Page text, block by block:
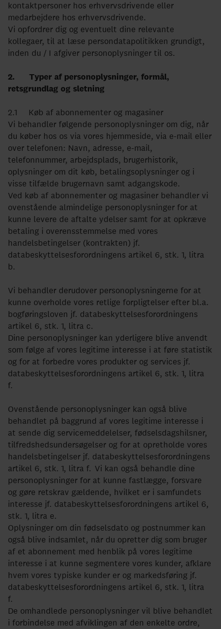
Maritim
Miljø
Social
Sundhed
Transport
Uddannelse
Udvikling
Ældre
kontaktpersoner hos erhvervsdrivende eller
medarbejdere hos erhvervsdrivende.
Vi opfordrer dig og eventuelt dine relevante
kollegaer, til at læse persondatapolitikken grundigt,
inden du / I afgiver personoplysninger til os.
2. Typer af personoplysninger, formål,
retsgrundlag og sletning
2.1 Køb af abonnementer og magasiner
Vi behandler følgende personoplysninger om dig, når
du køber hos os via vores hjemmeside, via e-mail eller
over telefonen: Navn, adresse, e-mail,
telefonnummer, arbejdsplads, brugerhistorik,
oplysninger om dit køb, betalingsoplysninger og i
visse tilfælde brugernavn samt adgangskode.
Ved køb af abonnementer og magasiner behandler vi
ovenstående almindelige personoplysninger for at
kunne levere de aftalte ydelser samt for at opkræve
betaling i overensstemmelse med vores
handelsbetingelser (kontrakten) jf.
databeskyttelsesforordningens artikel 6, stk. 1, litra
b.
Vi behandler derudover personoplysningerne for at
kunne overholde vores retlige forpligtelser efter bl.a.
bogføringsloven jf. databeskyttelsesforordningens
artikel 6, stk. 1, litra c.
Dine personoplysninger kan yderligere blive anvendt
som følge af vores legitime interesse i at føre statistik
og for at forbedre vores produkter og services jf.
databeskyttelsesforordningens artikel 6, stk. 1, litra
f.
Ovenstående personoplysninger kan også blive
behandlet på baggrund af vores legitime interesse i
at sende dig servicemeddelelser, fødselsdagshilsner,
tilfredshedsundersøgelser og for at opretholde vores
handelsbetingelser jf. databeskyttelsesforordningens
artikel 6, stk. 1, litra f. Vi kan også behandle dine
personoplysninger for at kunne fastlægge, forsvare
og gøre retskrav gældende, hvilket er i samfundets
interesse jf. databeskyttelsesforordningens artikel 6,
stk. 1, litra e.
Oplysninger om din fødselsdato og postnummer kan
også blive indsamlet, når du opretter dig som bruger
af et abonnement med henblik på vores legitime
interesse i at kunne segmentere vores kunder, afklare
hvem vores typiske kunder er og markedsføring jf.
databeskyttelsesforordningens artikel 6, stk. 1, litra
f.
De omhandlede personoplysninger vil blive behandlet
i forbindelse med afviklingen af den enkelte ordre,